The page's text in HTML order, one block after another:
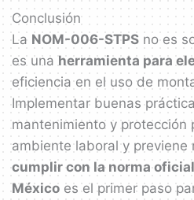
Conclusión
La NOM-006-STPS no es
es una herramienta para
eficiencia en el uso de
Implementar buenas
mantenimiento y protección
ambiente laboral y previene
cumplir con la norma
México es el primer paso